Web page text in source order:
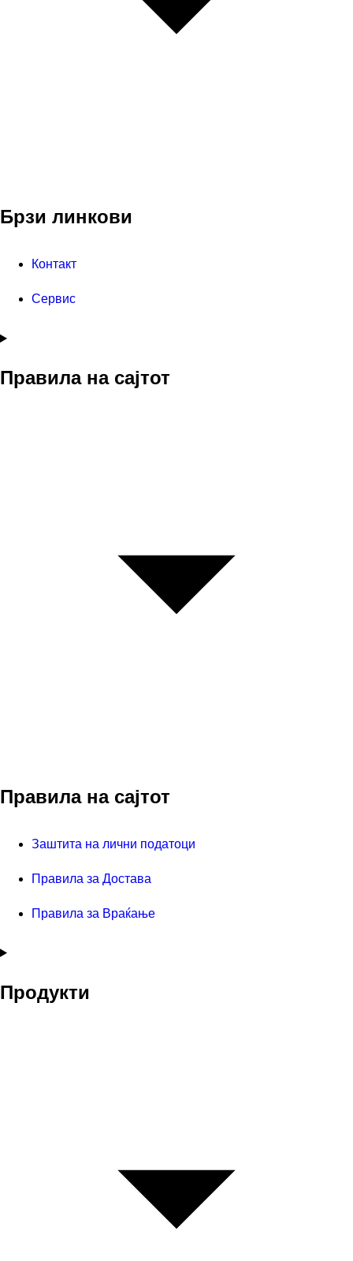
Брзи линкови
Контакт
Сервис
Правила на сајтот
Правила на сајтот
Заштита на лични податоци
Правила за Достава
Правила за Враќање
Продукти